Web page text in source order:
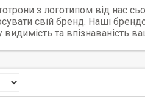
з логотипом від нас
свій бренд. Наші
та впізнаваність